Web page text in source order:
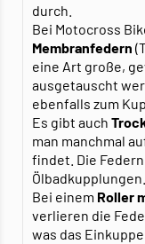
durch.
Bei Motocross
Membranfedern
eine Art große,
ausgetauscht
ebenfalls zum
Es gibt auch
man manchmal
findet. Die
Ölbadkupplungen.
Bei einem Roller
verlieren die
was das